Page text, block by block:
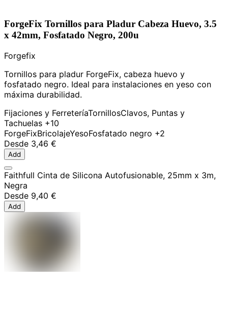
ForgeFix Tornillos para Pladur Cabeza Huevo, 3.5
x 42mm, Fosfatado Negro, 200u
Forgefix
Tornillos para pladur ForgeFix, cabeza huevo y
fosfatado negro. Ideal para instalaciones en yeso con
máxima durabilidad.
Fijaciones y FerreteríaTornillosClavos, Puntas y
Tachuelas +10
ForgeFixBricolajeYesoFosfatado negro +2
Desde 3,46 €
Add
Faithfull Cinta de Silicona Autofusionable, 25mm x 3m,
Negra
Desde 9,40 €
Add